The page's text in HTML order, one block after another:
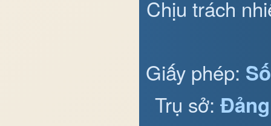
Chịu trách
Giấy phép:
Trụ sở: